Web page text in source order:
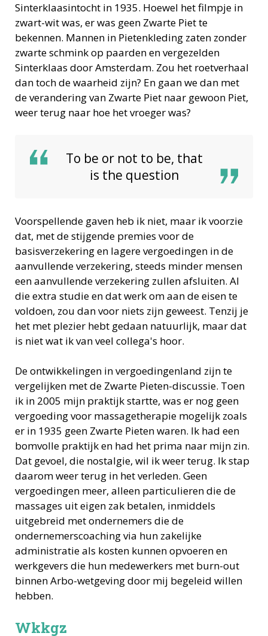
Sinterklaasintocht in 1935. Hoewel het filmpje in
zwart-wit was, er was geen Zwarte Piet te
bekennen. Mannen in Pietenkleding zaten zonder
zwarte schmink op paarden en vergezelden
Sinterklaas door Amsterdam. Zou het roetverhaal
dan toch de waarheid zijn? En gaan we dan met
de verandering van Zwarte Piet naar gewoon Piet,
weer terug naar hoe het vroeger was?
To be or not to be, that
is the question
Voorspellende gaven heb ik niet, maar ik voorzie
dat, met de stijgende premies voor de
basisverzekering en lagere vergoedingen in de
aanvullende verzekering, steeds minder mensen
een aanvullende verzekering zullen afsluiten. Al
die extra studie en dat werk om aan de eisen te
voldoen, zou dan voor niets zijn geweest. Tenzij je
het met plezier hebt gedaan natuurlijk, maar dat
is niet wat ik van veel collega's hoor.
De ontwikkelingen in vergoedingenland zijn te
vergelijken met de Zwarte Pieten-discussie. Toen
ik in 2005 mijn praktijk startte, was er nog geen
vergoeding voor massagetherapie mogelijk zoals
er in 1935 geen Zwarte Pieten waren. Ik had een
bomvolle praktijk en had het prima naar mijn zin.
Dat gevoel, die nostalgie, wil ik weer terug. Ik stap
daarom weer terug in het verleden. Geen
vergoedingen meer, alleen particulieren die de
massages uit eigen zak betalen, inmiddels
uitgebreid met ondernemers die de
ondernemerscoaching via hun zakelijke
administratie als kosten kunnen opvoeren en
werkgevers die hun medewerkers met burn-out
binnen Arbo-wetgeving door mij begeleid willen
hebben.
Wkkgz